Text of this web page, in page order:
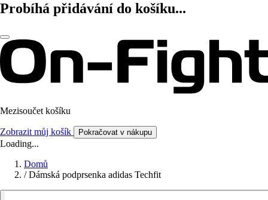
Probíhá přidávání do košíku...
Mezisoučet košíku
Zobrazit můj košík Pokračovat v nákupu
Loading...
Domů
/ Dámská podprsenka adidas Techfit